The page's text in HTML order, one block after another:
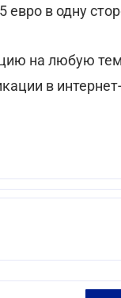
евро в одну
на любую
в